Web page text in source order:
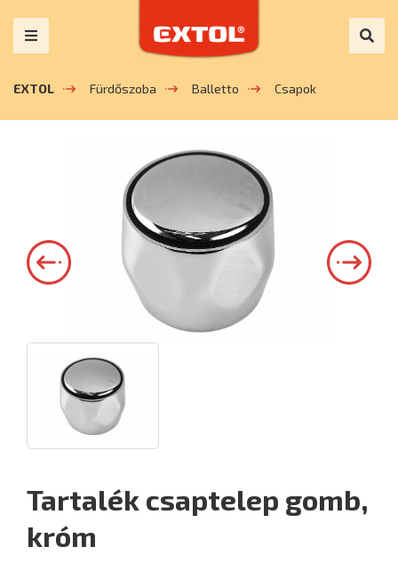
EXTOL Fürdőszoba Balletto Csapok
Tartalék csaptelep gomb,
króm